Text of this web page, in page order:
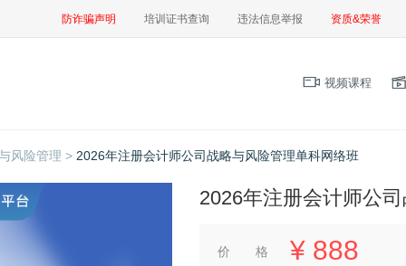
防诈骗声明 培训证书查询 违法信息举报 资质&荣誉
视频课程
风险管理 > 2026年注册会计师公司战略与风险管理单科网络班
2026年注册会计师公
价 格 ¥ 888